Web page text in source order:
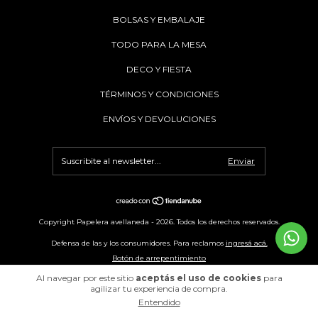
Al navegar por este sitio aceptás el uso de cookiespara
agilizar tu experiencia de compra.
Entendido
BOLSAS Y EMBALAJE
TODO PARA LA MESA
DECO Y FIESTA
TÉRMINOS Y CONDICIONES
ENVÍOS Y DEVOLUCIONES
Copyright Papelera avellaneda - 2026. Todos los derechos reservados.
Defensa de las y los consumidores. Para reclamos ingresá acá.
Botón de arrepentimiento